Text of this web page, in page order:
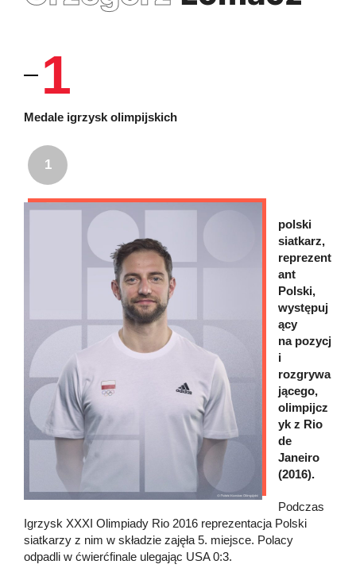
1
Medale igrzysk olimpijskich
1
polski
siatkarz,
reprezent
ant
Polski,
występuj
ący
na pozycj
i
rozgrywa
jącego,
olimpijcz
yk z Rio
de
Janeiro
(2016).
Podczas
Igrzysk XXXI Olimpiady Rio 2016 reprezentacja Polski
siatkarzy z nim w składzie zajęła 5. miejsce. Polacy
odpadli w ćwierćfinale ulegając USA 0:3.